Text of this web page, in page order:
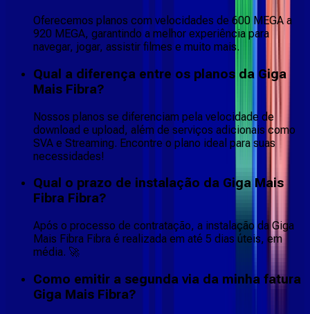
Oferecemos planos com velocidades de 600 MEGA a
920 MEGA, garantindo a melhor experiência para
navegar, jogar, assistir filmes e muito mais.
Qual a diferença entre os planos da Giga
Mais Fibra?
Nossos planos se diferenciam pela velocidade de
download e upload, além de serviços adicionais como
SVA e Streaming. Encontre o plano ideal para suas
necessidades!
Qual o prazo de instalação da Giga Mais
Fibra Fibra?
Após o processo de contratação, a instalação da Giga
Mais Fibra Fibra é realizada em até 5 dias úteis, em
média. 🚀
Como emitir a segunda via da minha fatura
Giga Mais Fibra?